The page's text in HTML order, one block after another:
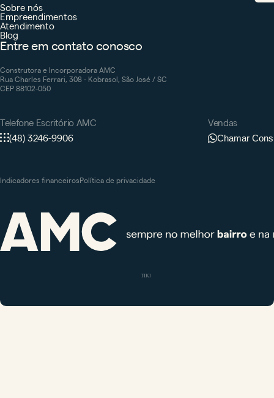
Entre em contato conosco
Construtora e Incorporadora AMC
Rua Charles Ferrari, 308 - Kobrasol, São José / SC
CEP 88102-050
Telefone Escritório AMC
(48) 3246-9906
Vendas
Chamar
Sobre nós
Empreendimentos
Atendimento
Blog
Indicadores financeirosPolítica de privacidade